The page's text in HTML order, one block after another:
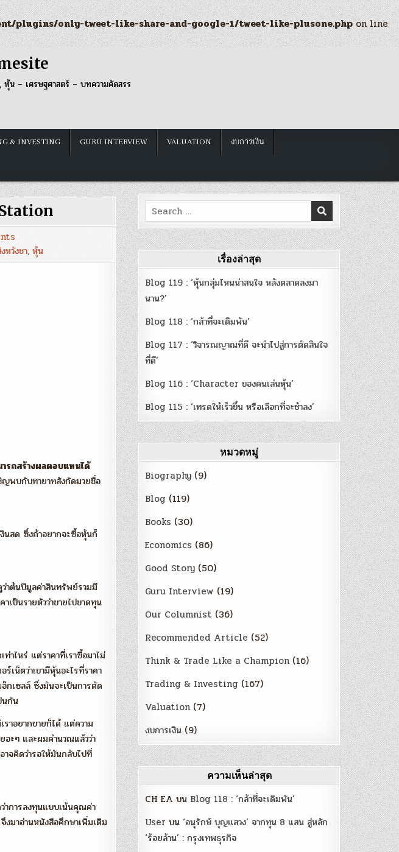
plugins/only-tweet-like-share-and-google-1/tweet-like-plusone.phpon line
– เศรษฐศาสตร์ – บทความคัดสรร
& INVESTING GURU INTERVIEW VALUATION งบการเงิน
“สันติ
สิงห
วังชา”
หวังชา, หุ้น
รถสร้างผลตอบแทนได้
ญพบกับทายาทสังกัดมวยชื่อ
นสด ซึ่งถ้าอยากจะซื้อหุ้นก็
ว่าต้นปีมูลค่าสินทรัพย์รวมมี
ป็นรายตัวว่าขายไปขาดทุน
าไหร่ แต่ราคาที่เราซื้อมาไม่
เน็ตว่าเขามีหุ้นอะไรที่ราคา
กเซลล์ ซึ่งมันจะเป็นการตัด
นกัน
ราอยากขายก็ได้ แต่ความ
ะๆ และผมคำนวณแล้วว่า
จคิดว่ารอให้มันกลับไปที่
การลงทุนแบบเน้นคุณค่า
มาอ่านหนังสือศึกษาเพิ่มเติม
Search
for:
เรื่องล่าสุด
Blog 119 : ‘หุ้นกลุ่มไหนน่าสนใจ หลังตลาดลงมา
นาน?’
Blog 118 : ‘กล้าที่จะเดิมพัน’
Blog 117 : ‘วิจารณญาณที่ดี จะนำไปสู่การตัดสินใจ
ที่ดี’
Blog 116 : ‘Character ของคนเล่นหุ้น’
Blog 115 : ‘เทรดให้เร็วขึ้น หรือเลือกที่จะช้าลง’
หมวดหมู่
Biography (9)
Blog (119)
Books (30)
Economics (86)
Good Story (50)
Guru Interview (19)
Our Columnist (36)
Recommended Article (52)
Think & Trade Like a Champion (16)
Trading & Investing (167)
Valuation (7)
งบการเงิน (9)
ความเห็นล่าสุด
CH EA บน Blog 118 : ‘กล้าที่จะเดิมพัน’
User บน‘อนุรักษ์ บุญแสวง’ จากทุน 8 แสน สู่หลัก
‘ร้อยล้าน’ : กรุงเทพธุรกิจ